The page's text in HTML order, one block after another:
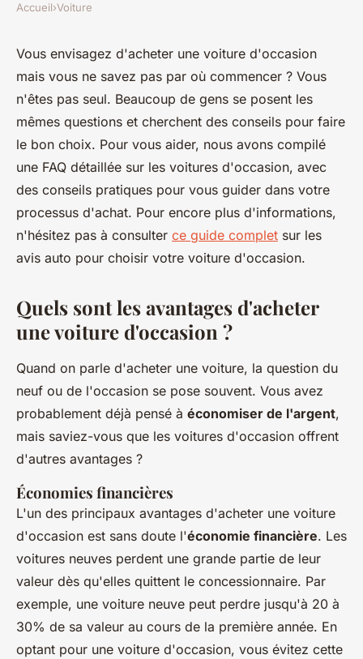
Faq sur les voitures d'occasion
: conseils pour bien choisir
Kenzo•24 février 2025 •8 min de lecture
Accueil›Voiture
Vous envisagez d'acheter une voiture d'occasion
mais vous ne savez pas par où commencer ? Vous
n'êtes pas seul. Beaucoup de gens se posent les
mêmes questions et cherchent des conseils pour faire
le bon choix. Pour vous aider, nous avons compilé
une FAQ détaillée sur les voitures d'occasion, avec
des conseils pratiques pour vous guider dans votre
processus d'achat. Pour encore plus d'informations,
n'hésitez pas à consulter ce guide complet sur les
avis auto pour choisir votre voiture d'occasion.
Quels sont les avantages d'acheter
une voiture d'occasion ?
Quand on parle d'acheter une voiture, la question du
neuf ou de l'occasion se pose souvent. Vous avez
probablement déjà pensé à économiser de l'argent,
mais saviez-vous que les voitures d'occasion offrent
d'autres avantages ?
Économies financières
L'un des principaux avantages d'acheter une voiture
d'occasion est sans doute l'économie financière. Les
voitures neuves perdent une grande partie de leur
valeur dès qu'elles quittent le concessionnaire. Par
exemple, une voiture neuve peut perdre jusqu'à 20 à
30% de sa valeur au cours de la première année. En
optant pour une voiture d'occasion, vous évitez cette